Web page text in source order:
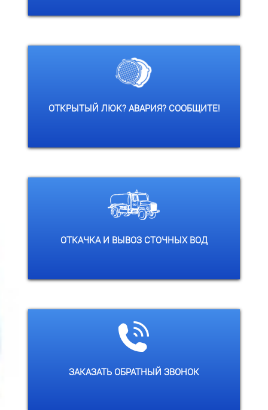
ОТКРЫТЫЙ ЛЮК? АВАРИЯ? СООБЩИТЕ!
Сообщите о проблеме нашей
диспетчерской службе
ОТКАЧКА И ВЫВОЗ СТОЧНЫХ ВОД
Откачка и вывоз сточных вод для
населения по социальному тарифу
ЗАКАЗАТЬ ОБРАТНЫЙ ЗВОНОК